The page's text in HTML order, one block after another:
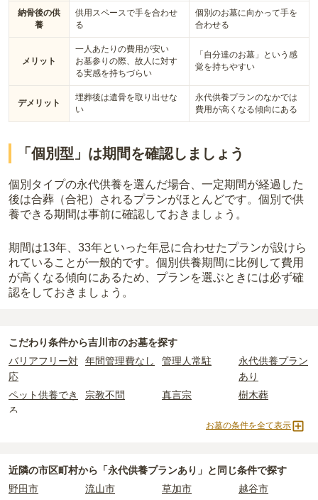
納骨後の供
養
供用スペースで手を合わせ
る
個別のお墓に向かって手を
合わせる
メリット
一人あたりの費用が安い
お墓参りの際、故人に対す
る実感を持ちづらい
「自分達のお墓」という感
覚を持ちやすい
デメリット
埋葬後は遺骨を取り出せな
い
永代供養プランのなかでは
費用が高くなる傾向にある
「個別型」は期間を確認しましょう
個別タイプの永代供養を選んだ場合、一定期間が経過した
後は合葬（合祀）されるプランがほとんどです。個別で供
養できる期間は事前に確認しておきましょう。
期間は13年、33年といった年忌に合わせたプランが設けら
れていることが一般的です。 個別供養期間に比例して費用
が高くなる傾向にあるため、プランを選ぶときには必ず確
認をしておきましょう。
こだわり条件から吉川市のお墓を探す
バリアフリー対
応
年間管理費なし 管理人常駐
永代供養プラン
あり
ペット供養でき
る
宗教不問 真言宗 樹木葬
1人用区画あり
お墓の条件を全て表示
近隣の市区町村から 「永代供養プランあり」と 同じ条件で探す
野田市
流山市 草加市
越谷市